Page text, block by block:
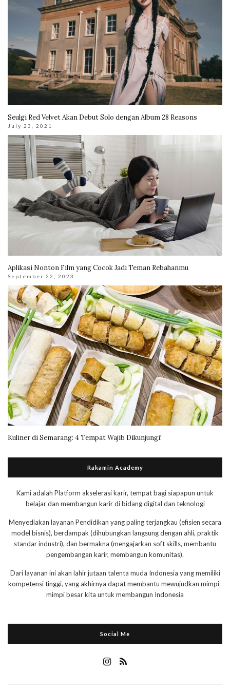
Seulgi Red Velvet Akan Debut Solo dengan Album 28 Reasons
July 23, 2021
Aplikasi Nonton Film yang Cocok Jadi Teman Rebahanmu
September 22, 2023
Kuliner di Semarang: 4 Tempat Wajib Dikunjungi!
Rakamin Academy
Kami adalah Platform akselerasi karir, tempat bagi siapapun untuk
belajar dan membangun karir di bidang digital dan teknologi
Menyediakan layanan Pendidikan yang paling terjangkau (efisien secara
model bisnis), berdampak (dihubungkan langsung dengan ahli, praktik
standar industri), dan bermakna (mengajarkan soft skills, membantu
pengembangan karir, membangun komunitas).
Dari layanan ini akan lahir jutaan talenta muda Indonesia yang memiliki
kompetensi tinggi, yang akhirnya dapat membantu mewujudkan mimpi-
mimpi besar kita untuk membangun Indonesia
Social Me